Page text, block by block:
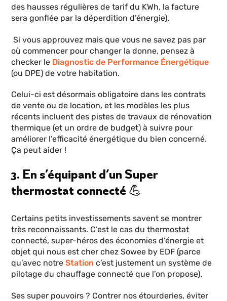
des hausses régulières de tarif du KWh, la facture
sera gonflée par la déperdition d’énergie).
Si vous approuvez mais que vous ne savez pas par
où commencer pour changer la donne, pensez à
checker le Diagnostic de Performance Énergétique
(ou DPE) de votre habitation.
Celui-ci est désormais obligatoire dans les contrats
de vente ou de location, et les modèles les plus
récents incluent des pistes de travaux de rénovation
thermique (et un ordre de budget) à suivre pour
améliorer l’efficacité énergétique du bien concerné.
Ça peut aider !
3. En s’équipant d’un Super
thermostat connecté 💪
Certains petits investissements savent se montrer
très reconnaissants. C’est le cas du thermostat
connecté, super-héros des économies d’énergie et
objet qui nous est cher chez Sowee by EDF (parce
qu’avec notreStation c’est justement un système de
pilotage du chauffage connecté que l’on propose).
Ses super pouvoirs ? Contrer nos étourderies, éviter